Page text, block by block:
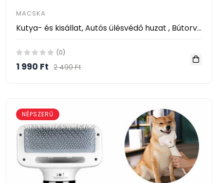
MACSKA
Kutya- és kisállat, Autós ülésvédő huzat , Bútorvédő, üléstakaró 114 X 54 cm
(0)
1 990 Ft 2 490 Ft
NÉPSZERŰ